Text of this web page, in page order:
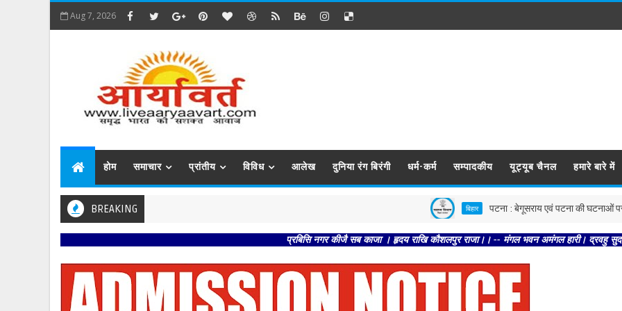
Aug 7, 2026
होम समाचार प्रांतीय विविध आलेख दुनिया रंग बिरंगी धर्म-कर्म सम्पादकीय यूट्यूब चैनल हमारे बारे में
BREAKING बिहार पटना : बेगूसराय एवं पटना की घटनाओं पर
प्रबिसि नगर कीजै सब काजा । हृदय राखि कौशलपुर राजा।। -- मंगल भवन अमंगल हारी। द्रवहु सुदसरथ